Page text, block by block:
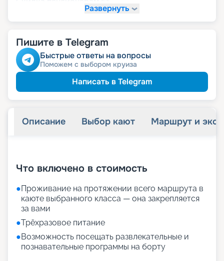
Развернуть
Пишите в Telegram
Быстрые ответы на вопросы
Поможем с выбором круиза
Написать в Telegram
Описание Выбор кают Маршрут и
Что включено в стоимость
●Проживание на протяжении всего маршрута в
каюте выбранного класса — она закрепляется
за вами
●Трёхразовое питание
●Возможность посещать развлекательные и
познавательные программы на борту